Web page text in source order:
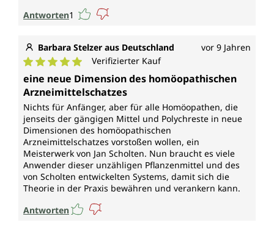
Antworten1
Barbara Stelzer aus Deutschland vor 9 Jahren
Durchschnittliche Bewertung von 5 von 5 Sternen
Verifizierter Kauf
eine neue Dimension des homöopathischen
Arzneimittelschatzes
Nichts für Anfänger, aber für alle Homöopathen, die
jenseits der gängigen Mittel und Polychreste in neue
Dimensionen des homöopathischen
Arzneimittelschatzes vorstoßen wollen, ein
Meisterwerk von Jan Scholten. Nun braucht es viele
Anwender dieser unzähligen Pflanzenmittel und des
von Scholten entwickelten Systems, damit sich die
Theorie in der Praxis bewähren und verankern kann.
Antworten